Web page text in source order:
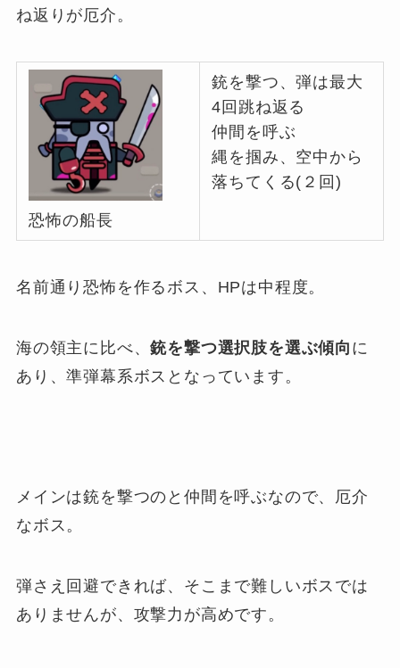
ね返りが厄介。
恐怖の船長
銃を撃つ、弾は最大
4回跳ね返る
仲間を呼ぶ
縄を掴み、空中から
落ちてくる(２回)
名前通り恐怖を作るボス、HPは中程度。
海の領主に比べ、銃を撃つ選択肢を選ぶ傾向 に
あり、準弾幕系ボスとなっています。
メインは銃を撃つのと仲間を呼ぶなので、厄介
なボス。
弾さえ回避できれば、そこまで難しいボスでは
ありませんが、攻撃力が高めです。